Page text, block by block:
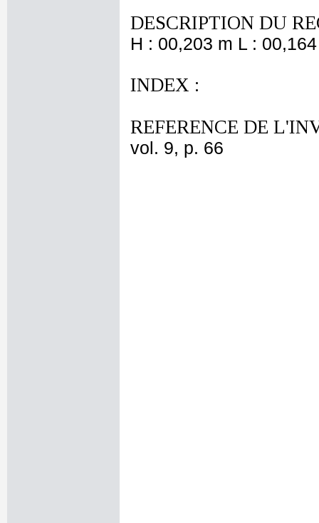
DESCRIPTION DU
H : 00,203 m L :
INDEX :
REFERENCE DE
vol. 9, p. 66